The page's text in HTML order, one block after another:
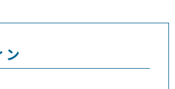
ン